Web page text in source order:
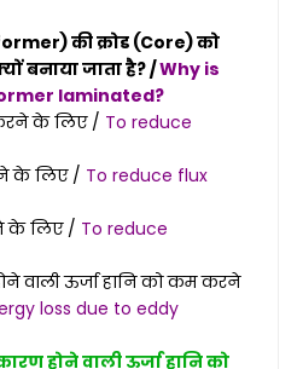
की क्रोड (Core) को
बनाया जाता है? /Why is
laminated?
के लिए / To reduce
के लिए / To reduce flux
के लिए / To reduce
वाली ऊर्जा हानि को कम करने
loss due to eddy
होने वाली ऊर्जा हानि को